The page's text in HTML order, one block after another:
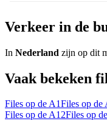
Verkeer in de
In Nederland zijn op dit
Vaak bekeken
Files op de A1Files op de
Files op de A12Files op